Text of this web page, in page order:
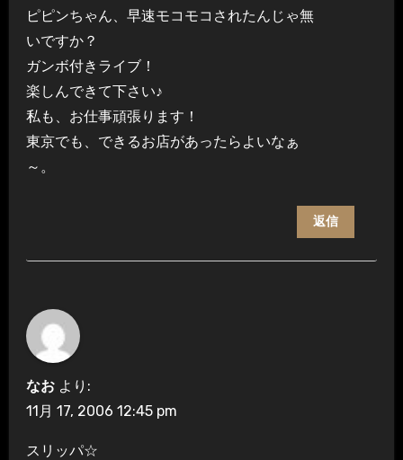
ピピンちゃん、早速モコモコされたんじゃ無
いですか？
ガンボ付きライブ！
楽しんできて下さい♪
私も、お仕事頑張ります！
東京でも、できるお店があったらよいなぁ
～。
返信
なお より:
11月 17, 2006 12:45 pm
スリッパ☆